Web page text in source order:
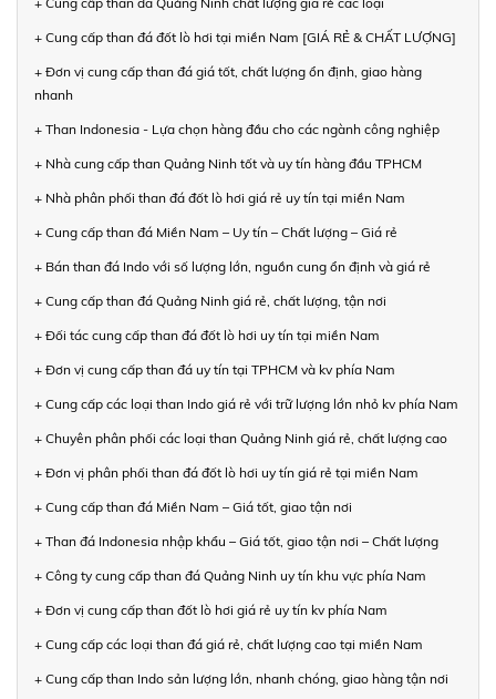
+ Cung cấp than đá đốt lò hơi tại miền Nam [GIÁ RẺ & CHẤT LƯỢNG]
+ Đơn vị cung cấp than đá giá tốt, chất lượng ổn định, giao hàng
nhanh
+ Than Indonesia - Lựa chọn hàng đầu cho các ngành công nghiệp
+ Nhà cung cấp than Quảng Ninh tốt và uy tín hàng đầu TPHCM
+ Nhà phân phối than đá đốt lò hơi giá rẻ uy tín tại miền Nam
+ Cung cấp than đá Miền Nam – Uy tín – Chất lượng – Giá rẻ
+ Bán than đá Indo với số lượng lớn, nguồn cung ổn định và giá rẻ
+ Cung cấp than đá Quảng Ninh giá rẻ, chất lượng, tận nơi
+ Đối tác cung cấp than đá đốt lò hơi uy tín tại miền Nam
+ Đơn vị cung cấp than đá uy tín tại TPHCM và kv phía Nam
+ Cung cấp các loại than Indo giá rẻ với trữ lượng lớn nhỏ kv phía Nam
+ Chuyên phân phối các loại than Quảng Ninh giá rẻ, chất lượng cao
+ Đơn vị phân phối than đá đốt lò hơi uy tín giá rẻ tại miền Nam
+ Cung cấp than đá Miền Nam – Giá tốt, giao tận nơi
+ Than đá Indonesia nhập khẩu – Giá tốt, giao tận nơi – Chất lượng
+ Công ty cung cấp than đá Quảng Ninh uy tín khu vực phía Nam
+ Đơn vị cung cấp than đốt lò hơi giá rẻ uy tín kv phía Nam
+ Cung cấp các loại than đá giá rẻ, chất lượng cao tại miền Nam
+ Cung cấp than Indo sản lượng lớn, nhanh chóng, giao hàng tận nơi